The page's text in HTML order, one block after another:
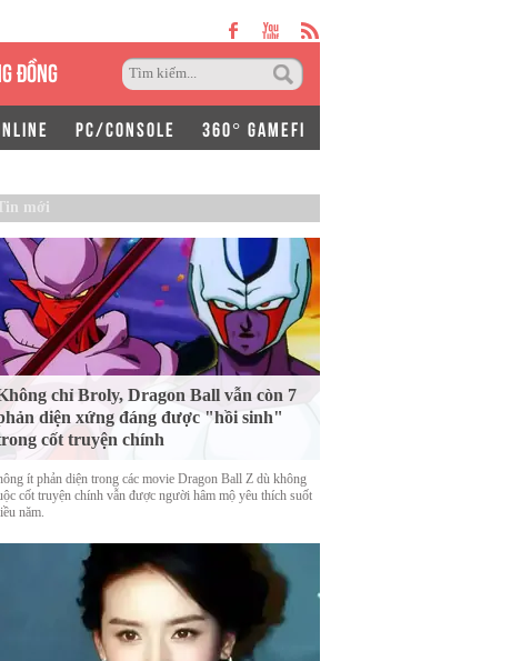
ĐỒNG
PC/CONSOLE 360° GAMEFI
mới
chỉ Broly, Dragon Ball vẫn còn 7
diện xứng đáng được "hồi sinh"
cốt truyện chính
ít phản diện trong các movie Dragon Ball Z dù không
cốt truyện chính vẫn được người hâm mộ yêu thích suốt
năm.